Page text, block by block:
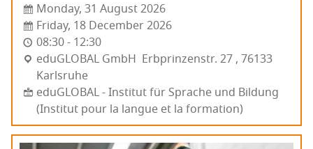
Monday, 31 August 2026
Friday, 18 December 2026
08:30 - 12:30
edu­GLO­BAL GmbH Erb­prin­zens­tr. 27 , 76133
Karls­ruhe
eduGLOBAL - Institut für Sprache und Bildung
(Institut pour la langue et la formation)